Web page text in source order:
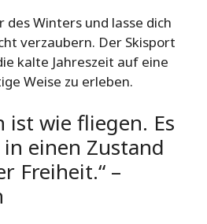
des Winters und lasse dich
verzaubern. Der Skisport
kalte Jahreszeit auf eine
Weise zu erleben.
ist wie fliegen. Es
einen Zustand
Freiheit.“ –